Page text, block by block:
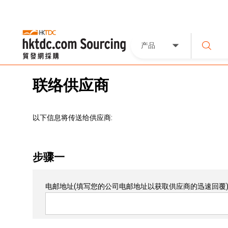
产品
联络供应商
以下信息将传送给供应商:
步骤一
电邮地址(填写您的公司电邮地址以获取供应商的迅速回覆)